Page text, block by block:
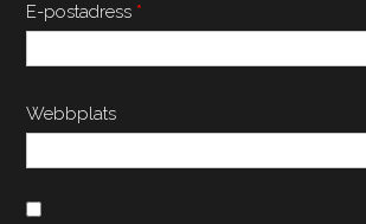
E-postadress *
Webbplats